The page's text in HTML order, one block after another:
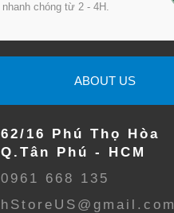
nhanh chóng từ 2 - 4H.
ABOUT US
62/16 Phú Thọ Hòa
Q.Tân Phú - HCM
0961 668 135
hStoreUS@gmail.com